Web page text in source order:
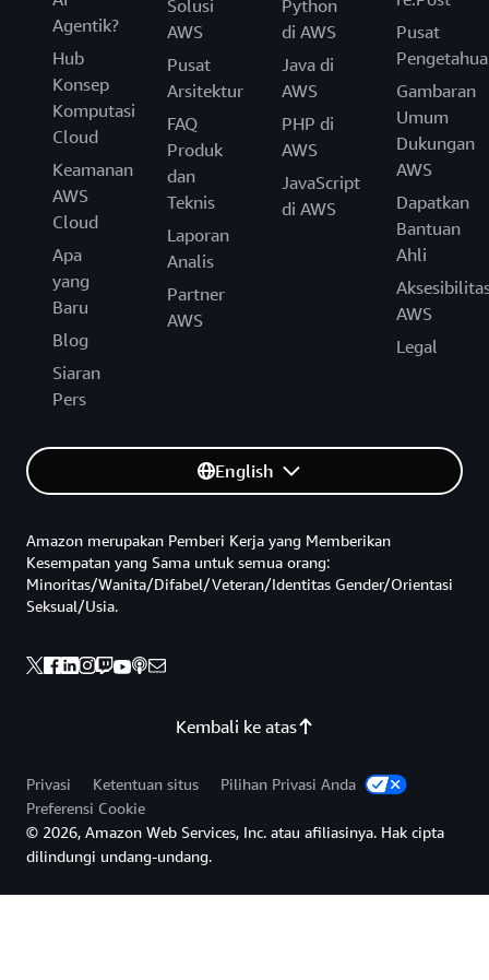
Agentik?
Hub
Konsep
Komputasi
Cloud
Keamanan
AWS
Cloud
Apa
yang
Baru
Blog
Siaran
Pers
Solusi
AWS
Pusat
Arsitektur
FAQ
Produk
dan
Teknis
Laporan
Analis
Partner
AWS
Python
di AWS
Java di
AWS
PHP di
AWS
JavaScript
di AWS
Pusat
Gambaran
Umum
Dukungan
AWS
Dapatkan
Bantuan
Ahli
AWS
Legal
English
Kembali ke atas
Amazon merupakan Pemberi Kerja yang Memberikan
Kesempatan yang Sama untuk semua orang:
Minoritas/Wanita/Difabel/Veteran/Identitas Gender/Orientasi
Seksual/Usia.
Privasi Ketentuan situs
Pilihan Privasi Anda
Preferensi Cookie
© 2026, Amazon Web Services, Inc. atau afiliasinya. Hak cipta
dilindungi undang-undang.